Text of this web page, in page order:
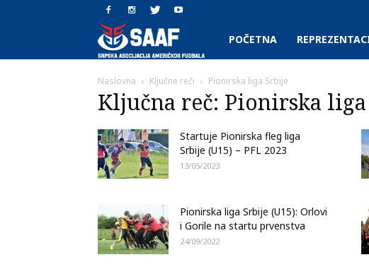
SAAF.rs
POČETNA
Naslovna Ključne reči Pionirska liga Srbije
Ključna reč: Pionirska
Startuje Pionirska fleg liga
Srbije (U15) – PFL 2023
13/05/2023
Pionirska liga Srbije (U15): Orlovi
i Gorile na startu prvenstva
24/09/2022